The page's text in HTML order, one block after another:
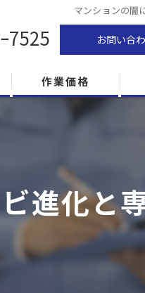
マンションの闇
7525 お問い合
作業価格
進化と